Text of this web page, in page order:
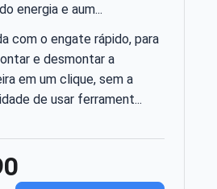
energia e aum...
com o engate rápido, para
e desmontar a
em um clique, sem a
de usar ferrament...